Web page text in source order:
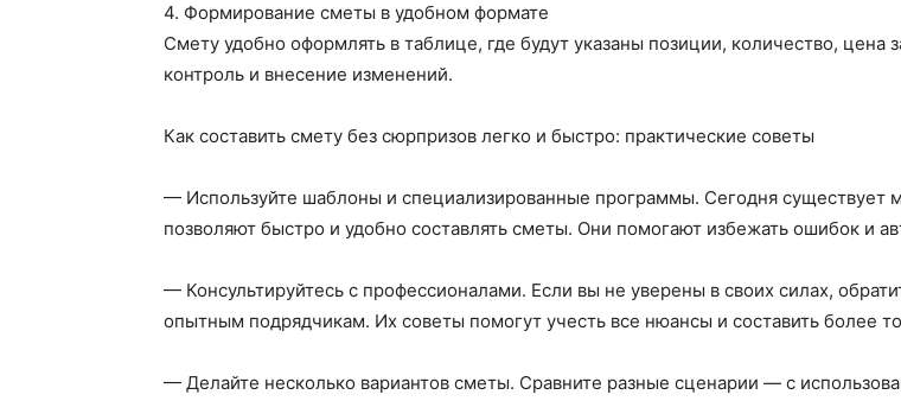
4. Формирование сметы в удобном формате
Смету удобно оформлять в таблице, где будут указаны позиции, количество, цена
контроль и внесение изменений.
Как составить смету без сюрпризов легко и быстро: практические советы
— Используйте шаблоны и специализированные программы. Сегодня существует
позволяют быстро и удобно составлять сметы. Они помогают избежать ошибок и
— Консультируйтесь с профессионалами. Если вы не уверены в своих силах,
опытным подрядчикам. Их советы помогут учесть все нюансы и составить более
— Делайте несколько вариантов сметы. Сравните разные сценарии — с